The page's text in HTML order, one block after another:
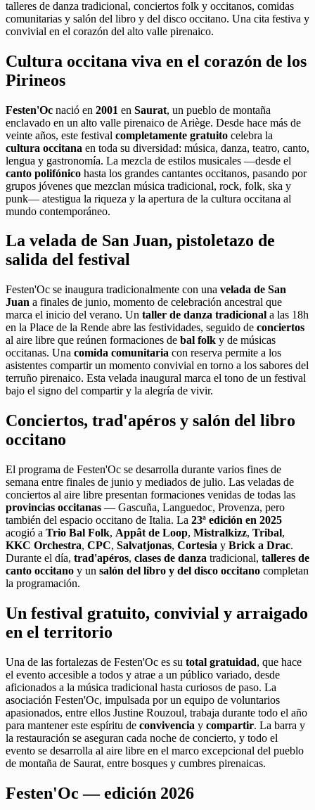
talleres de danza tradicional, conciertos folk y occitanos, comidas
comunitarias y salón del libro y del disco occitano. Una cita festiva y
convivial en el corazón del alto valle pirenaico.
Cultura occitana viva en el corazón de los
Pirineos
Festen'Oc nació en 2001 en Saurat, un pueblo de montaña
enclavado en un alto valle pirenaico de Ariège. Desde hace más de
veinte años, este festival completamente gratuito celebra la
cultura occitana en toda su diversidad: música, danza, teatro, canto,
lengua y gastronomía. La mezcla de estilos musicales —desde el
canto polifónico hasta los grandes cantantes occitanos, pasando por
grupos jóvenes que mezclan música tradicional, rock, folk, ska y
punk— atestigua la riqueza y la apertura de la cultura occitana al
mundo contemporáneo.
La velada de San Juan, pistoletazo de
salida del festival
Festen'Oc se inaugura tradicionalmente con una velada de San
Juan a finales de junio, momento de celebración ancestral que
marca el inicio del verano. Un taller de danza tradicional a las 18h
en la Place de la Rende abre las festividades, seguido de conciertos
al aire libre que reúnen formaciones de bal folk y de músicas
occitanas. Una comida comunitaria con reserva permite a los
asistentes compartir un momento convivial en torno a los sabores del
terruño pirenaico. Esta velada inaugural marca el tono de un festival
bajo el signo del compartir y la alegría de vivir.
Conciertos, trad'apéros y salón del libro
occitano
El programa de Festen'Oc se desarrolla durante varios fines de
semana entre finales de junio y mediados de julio. Las veladas de
conciertos al aire libre presentan formaciones venidas de todas las
provincias occitanas — Gascuña, Languedoc, Provenza, pero
también del espacio occitano de Italia. La 23ª edición en 2025
acogió a Trio Bal Folk, Appât de Loop, Mistralkizz, Tribal,
KKC Orchestra, CPC, Salvatjonas, Cortesia y Brick a Drac.
Durante el día, trad'apéros, clases de danza tradicional, talleres de
canto occitano y un salón del libro y del disco occitano completan
la programación.
Un festival gratuito, convivial y arraigado
en el territorio
Una de las fortalezas de Festen'Oc es su total gratuidad, que hace
el evento accesible a todos y atrae a un público variado, desde
aficionados a la música tradicional hasta curiosos de paso. La
asociación Festen'Oc, impulsada por un equipo de voluntarios
apasionados, entre ellos Justine Rouzoul, trabaja durante todo el año
para mantener este espíritu de convivencia y compartir. La barra y
la restauración se aseguran cada noche de concierto, y todo el
evento se desarrolla al aire libre en el marco excepcional del pueblo
de montaña de Saurat, entre bosques y cumbres pirenaicas.
Festen'Oc — edición 2026